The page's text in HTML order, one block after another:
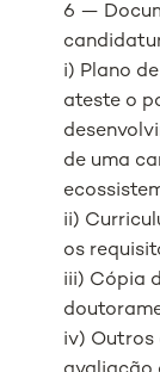
6 —
i) Plano
ateste o
de uma
ii)
os
iii) Cópia
iv) Outros